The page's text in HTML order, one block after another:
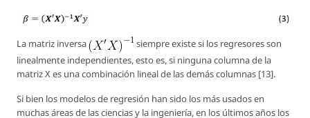
La matriz inversa
siempre existe si los regresores son
linealmente independientes, esto es, si ninguna columna de la
matriz X es una combinación lineal de las demás columnas [13].
Si bien los modelos de regresión han sido los más usados en
muchas áreas de las ciencias y la ingeniería, en los últimos años los